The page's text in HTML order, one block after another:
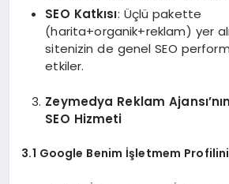
SEO Katkısı: Üçlü pakette
(harita+organik+reklam) yer
sitenizin de genel SEO
etkiler.
Zeymedya Reklam
SEO Hizmeti
3.1 Google Benim İşletmem